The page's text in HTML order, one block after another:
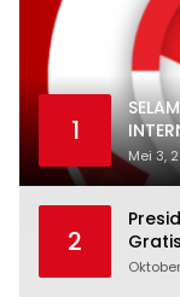
1
Mei 3,
2